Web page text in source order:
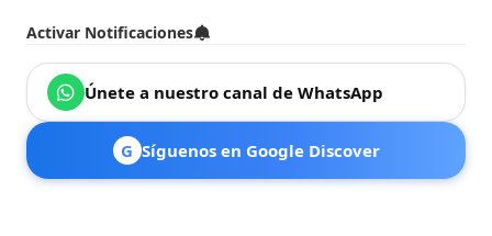
Activar Notificaciones
Únete a nuestro canal de WhatsApp
G Síguenos en Google Discover